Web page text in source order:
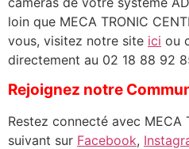
loin que MECA TRONIC
vous, visitez notre site ici ou
directement au 02 18 88 92
Rejoignez notre
Restez connecté avec MECA
suivant sur Facebook,